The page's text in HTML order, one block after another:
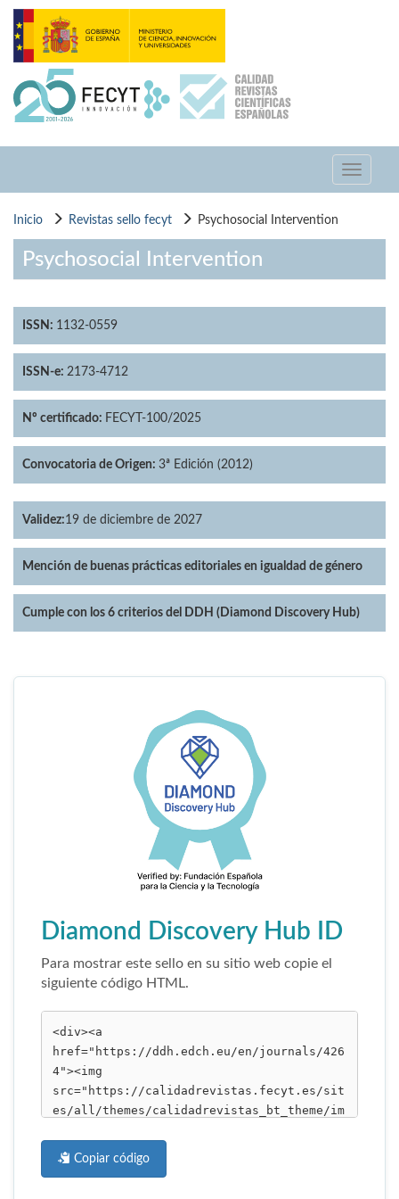
Pasar
contenido
Toggle
Inicio Revistas sello fecyt Psychosocial Intervention
Psychosocial Intervention
ISSN: 1132-0559
ISSN-e: 2173-4712
Nº certificado: FECYT-100/2025
Convocatoria de Origen: 3ª Edición (2012)
Validez:19 de diciembre de 2027
Mención de buenas prácticas editoriales en igualdad de género
Cumple con los 6 criterios del DDH (Diamond Discovery Hub)
Diamond Discovery Hub ID
Para mostrar este sello en su sitio web copie el
siguiente código HTML.
Copiar código